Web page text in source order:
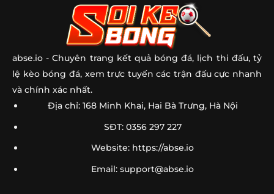
abse.io - Chuyên trang kết quả bóng đá, lịch thi đấu, tỷ
lệ kèo bóng đá, xem trực tuyến các trận đấu cực nhanh
và chính xác nhất.
Địa chỉ: 168 Minh Khai, Hai Bà Trưng, Hà Nội
SĐT: 0356 297 227
Website: https://abse.io
Email:support@abse.io